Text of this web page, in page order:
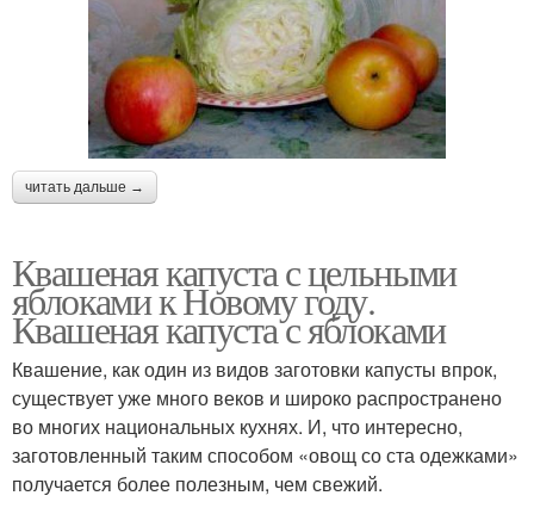
читать дальше →
Квашеная капуста с цельными
яблоками к Новому году.
Квашеная капуста с яблоками
Квашение, как один из видов заготовки капусты впрок,
существует уже много веков и широко распространено
во многих национальных кухнях. И, что интересно,
заготовленный таким способом «овощ со ста одежками»
получается более полезным, чем свежий.